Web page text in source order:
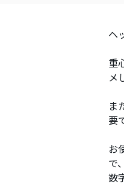
ヘ
重
メ
ま
要
お
で、
数